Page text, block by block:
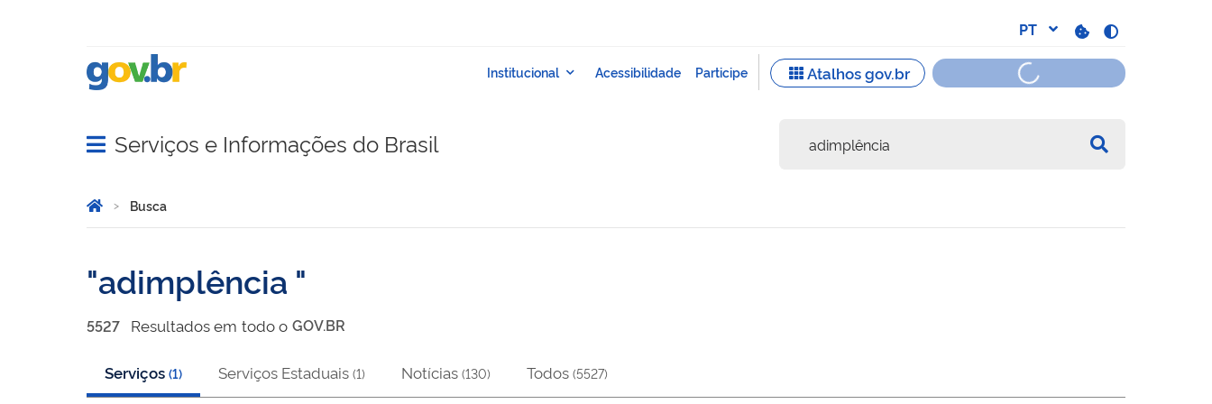
Abrir menu principal de navegação
Serviços e Informações do Brasil
Você está aqui:
Página Inicial
Busca
adimplência
5527 Resultadosem todo o GOV.BR
Serviços (1) Serviços Estaduais (1) Notícias (130) Todos (5527)